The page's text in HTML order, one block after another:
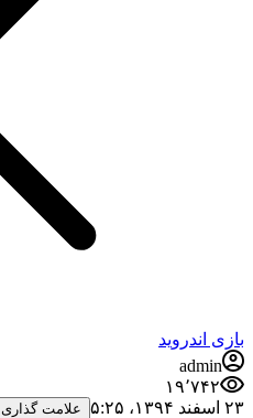
بازی اندروید
admin
۱۹٬۷۴۲
۲۳ اسفند ۱۳۹۴،‏ ۵:۲۵
علامت گذاری